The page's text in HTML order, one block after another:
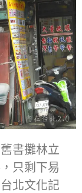
書攤林立
只剩下易
北文化記